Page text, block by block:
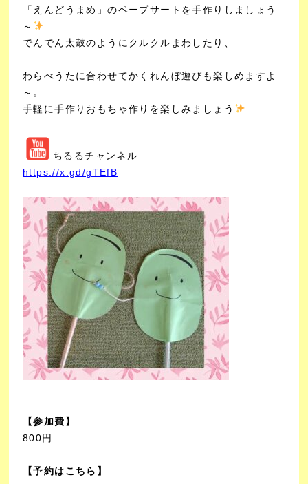
「えんどうまめ」のペープサートを手作りしましょう
～
でんでん太鼓のようにクルクルまわしたり、
わらべうたに合わせてかくれんぼ遊びも楽しめますよ
～。
手軽に手作りおもちゃ作りを楽しみましょう
ちるるチャンネル
https://x.gd/gTEfB
【参加費】
800円
【予約はこちら】